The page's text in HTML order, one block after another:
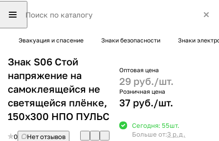
Эвакуация и спасение Знаки безопасности Знаки
Знак S06 Стой
напряжение на
самоклеящейся не
светящейся плёнке,
150х300 НПО ПУЛЬС
0
Нет отзывов
Оптовая цена
29 руб./шт.
Розничная цена
37 руб./шт.
Сегодня: 55шт.
Больше от:3 р.д.